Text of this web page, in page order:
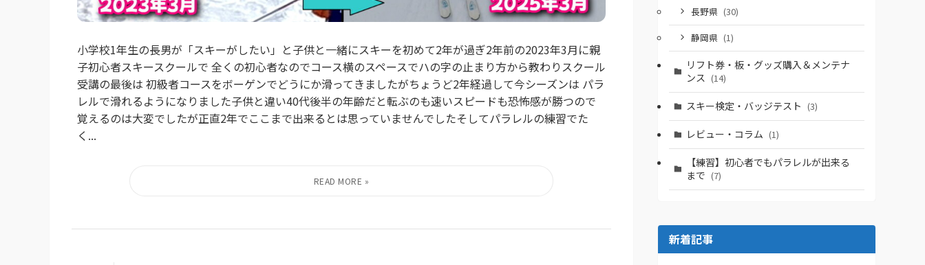
小学校1年生の長男が「スキーがしたい」と子供と一緒にスキーを初めて2年が過ぎ2年前の2023年3月に親
子初心者スキースクールで 全くの初心者なのでコース横のスペースでハの字の止まり方から教わりスクール
受講の最後は 初級者コースをボーゲンでどうにか滑ってきましたがちょうど2年経過して今シーズンは パラ
レルで滑れるようになりました子供と違い40代後半の年齢だと転ぶのも速いスピードも恐怖感が勝つので
覚えるのは大変でしたが正直2年でここまで出来るとは思っていませんでしたそしてパラレルの練習でた
く...
長野県 (30)
静岡県 (1)
リフト券・板・グッズ購入＆メンテナ
ンス (14)
スキー検定・バッジテスト (3)
レビュー・コラム (1)
【練習】初心者でもパラレルが出来る
まで (7)
新着記事